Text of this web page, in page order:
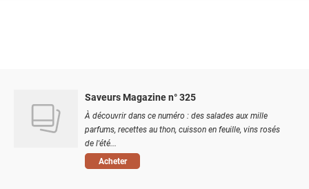
Saveurs Magazine n° 325
À découvrir dans ce numéro : des salades aux mille
parfums, recettes au thon, cuisson en feuille, vins rosés
de l'été...
Acheter